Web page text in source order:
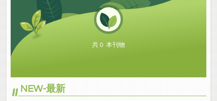
共 0 本刊物
NEW-最新